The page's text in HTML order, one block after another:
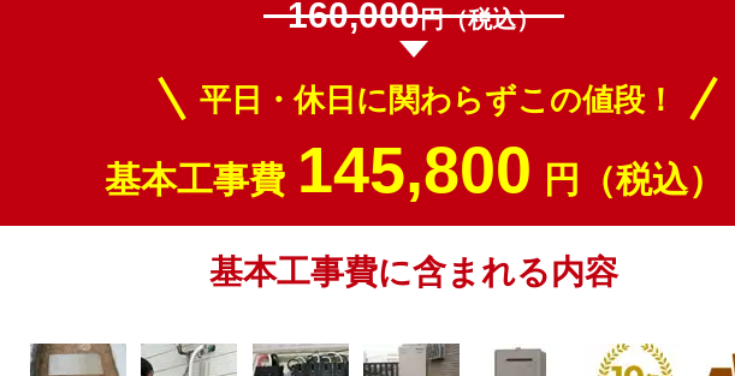
160,000円（税込）
平日・休日に関わらずこの値段！
基本工事費 145,800 円（税込）
基本工事費に含まれる内容